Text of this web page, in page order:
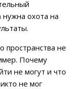
охота на
пространства не
Почему
не могут и что
не мог